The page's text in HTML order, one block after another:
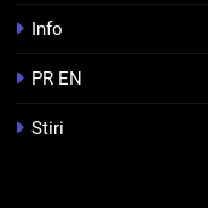
4
Info
PR EN
Stiri